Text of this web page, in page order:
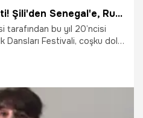
Denizli’de kıtalar birleşti! Şili'den Senegal'e, Rusya'dan Meksika'ya... Tam 20 ülke buluştu! 5 Temmuz’a kadar sürecek…
tarafından bu yıl 20’ncisi
Dansları Festivali, coşku dolu
kültürel bir şölen